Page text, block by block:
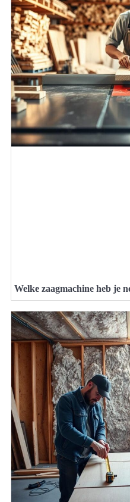
Welke zaagmachine heb je